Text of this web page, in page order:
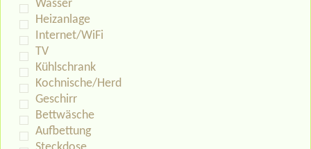
Wasser
Heizanlage
Internet/WiFi
TV
Kühlschrank
Kochnische/Herd
Geschirr
Bettwäsche
Aufbettung